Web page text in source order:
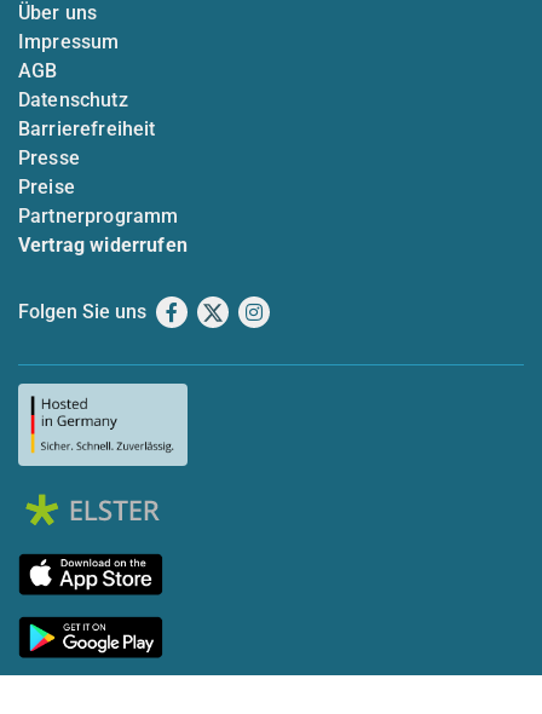
Über uns
Impressum
AGB
Datenschutz
Barrierefreiheit
Presse
Preise
Partnerprogramm
Vertrag widerrufen
Folgen Sie uns Facebook
X Instagram